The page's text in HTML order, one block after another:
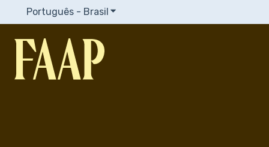
Português - Brasil Mostrar submenu para traduções